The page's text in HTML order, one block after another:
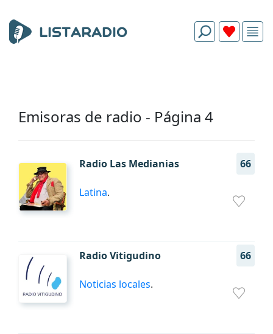
Emisoras de radio - Página 4
Radio Las Medianias 66
Latina.
Radio Vitigudino 66
Noticias locales.